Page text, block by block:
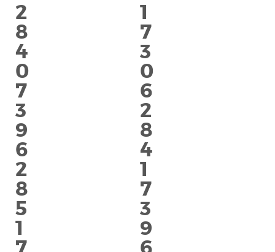
2
8
4
0
7
3
9
6
2
8
5
1
1
7
3
0
6
2
8
4
1
7
3
9